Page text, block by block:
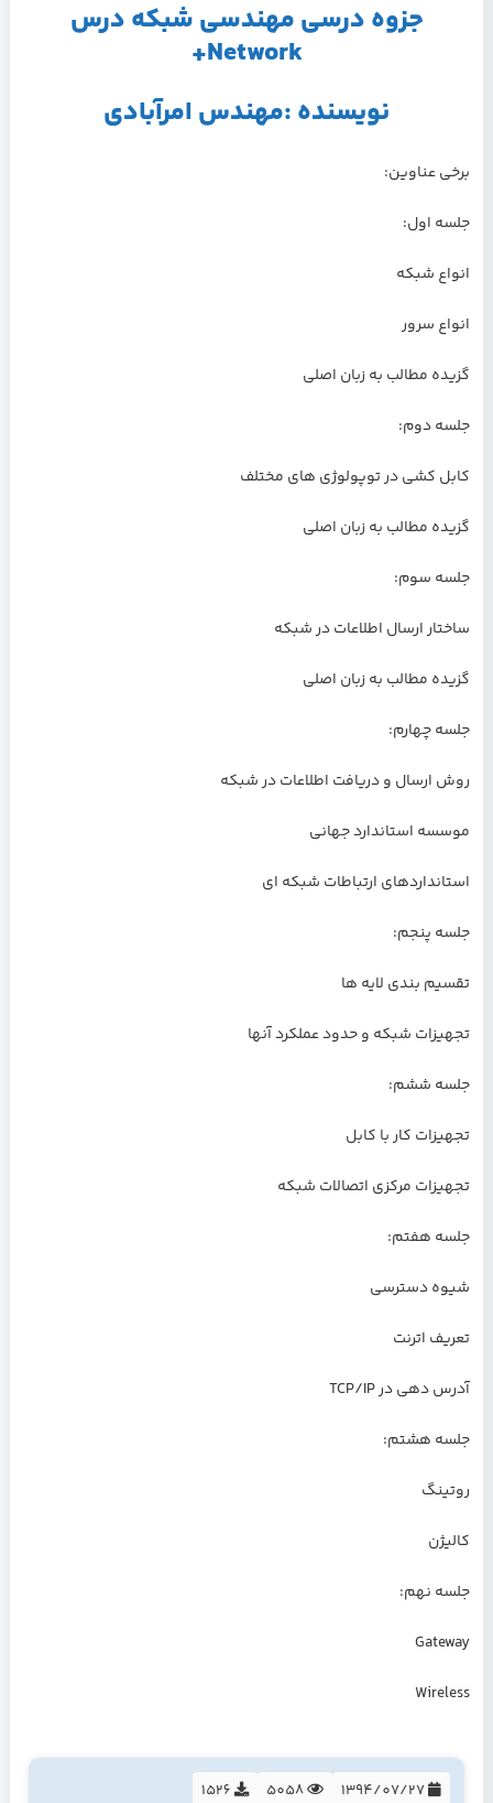
جزوه درسی مهندسی شبکه درس
Network+
نویسنده :مهندس امرآبادی
برخی عناوین:
جلسه اول:
انواع شبکه
انواع سرور
گزیده مطالب به زبان اصلی
جلسه دوم:
کابل کشی در توپولوژی های مختلف
گزیده مطالب به زبان اصلی
جلسه سوم:
ساختار ارسال اطلاعات در شبکه
گزیده مطالب به زبان اصلی
جلسه چهارم:
روش ارسال و دریافت اطلاعات در شبکه
موسسه استاندارد جهانی
استانداردهای ارتباطات شبکه ای
جلسه پنجم:
تقسیم بندی لایه ها
تجهیزات شبکه و حدود عملکرد آنها
جلسه ششم:
تجهیزات کار با کابل
تجهیزات مرکزی اتصالات شبکه
جلسه هفتم:
شیوه دسترسی
تعریف اترنت
آدرس دهی در TCP/IP
جلسه هشتم:
روتینگ
کالیژن
جلسه نهم:
Gateway
Wireless
1394/07/27
5058
1526